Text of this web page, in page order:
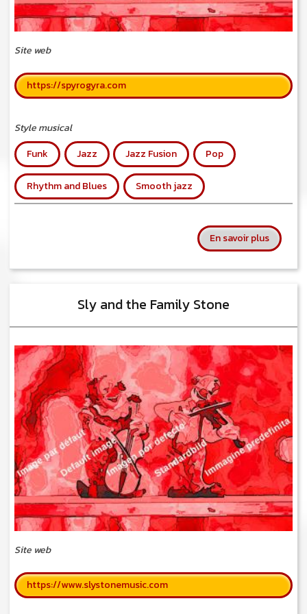
Site web
https://spyrogyra.com
Style musical
Funk
Jazz Jazz Fusion Pop
Rhythm and Blues Smooth jazz
En savoir plussur
Sly and the Family Stone
Site web
https://www.slystonemusic.com